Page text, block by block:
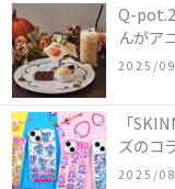
Q-
んがア
ーキア
「か
2025/
「
ズのコ
作コレ
2025/